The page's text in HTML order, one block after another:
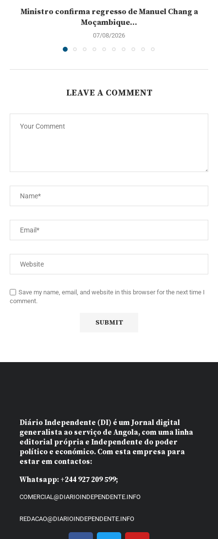
Ministro confirma regresso de Manuel Chang a
Moçambique...
07/08/2026
LEAVE A COMMENT
Save my name, email, and website in this browser for the next time I
comment.
Diário Independente (DI) é um Jornal digital
generalista ao serviço de Angola, com uma linha
editorial própria e Independente do poder
político e económico. Com esta empresa para
estar em contactos:
Whatsapp: +244 927 209 599;
COMERCIAL@DIARIOINDEPENDENTE.INFO
REDACAO@DIARIOINDEPENDENTE.INFO